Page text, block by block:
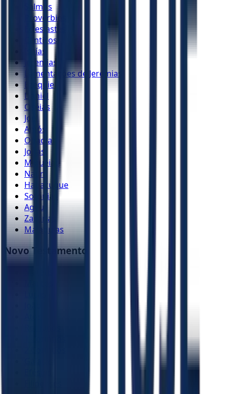
Salmos
Provérbios
Eclesiastes
Cânticos
Isaías
Jeremias
Lamentações de Jeremias
Ezequiel
Daniel
Oséias
Joel
Amós
Obadias
Jonas
Miquéias
Naum
Habacuque
Sofonias
Ageu
Zacarias
Malaquias
Novo Testamento